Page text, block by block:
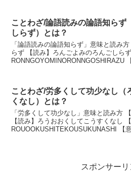
ことわざ/論語読みの論語知らず
しらず）とは？
「論語読みの論語知らず」意味と読み方 【表記】論語読みの論語知
らず 【読み】ろんごよみのろんごしら
RONNGOYOMINORONNGOSHIRAZU 【意味】 書物に書いてある内
ことわざ/労多くして功少なし（
くなし）とは？
「労多くして功少なし」意味と読み方 【表記】労多くして功少なし
【読み】ろうおおくしてこうすくなし
ROUOOKUSHITEKOUSUKUNASHI 【意味】 苦労ばかり多くて、効
スポンサーリ